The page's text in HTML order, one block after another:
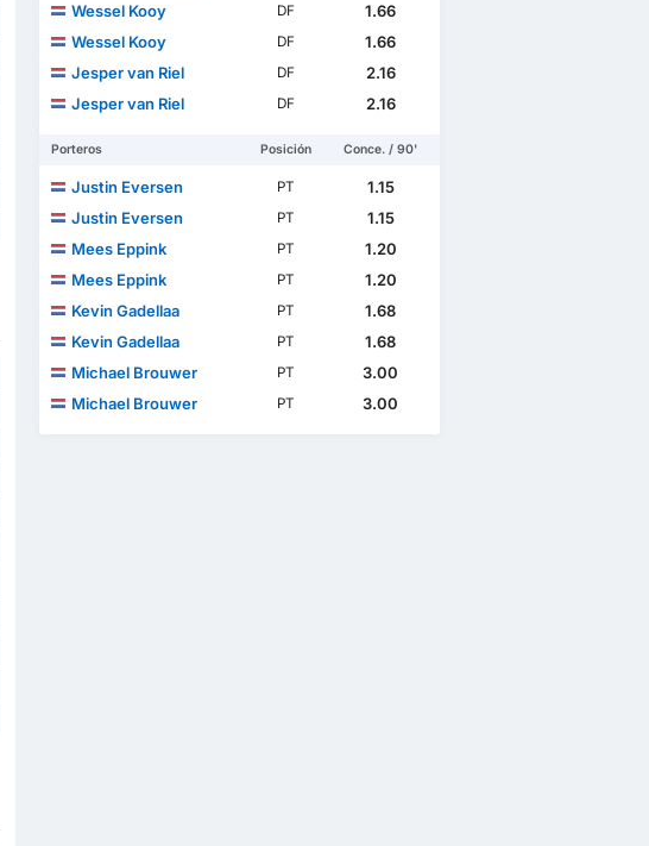
Wessel Kooy
DF
1.66
Wessel Kooy
DF
1.66
Jesper van Riel
DF
2.16
Jesper van Riel
DF 2.16
Porteros Posición Conce. / 90'
Justin Eversen PT
1.15
Justin Eversen
PT
1.15
Mees Eppink
PT
1.20
Mees Eppink
PT
1.20
Kevin Gadellaa
PT
1.68
Kevin Gadellaa
PT
1.68
Michael Brouwer
PT
3.00
Michael Brouwer
PT 3.00